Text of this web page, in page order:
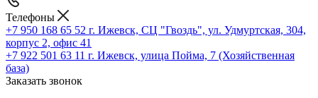
Телефоны
+7 950 168 65 52 г. Ижевск, СЦ "Гвоздь", ул. Удмуртская, 304,
корпус 2, офис 41
+7 922 501 63 11 г. Ижевск, улица Пойма, 7 (Хозяйственная
база)
Заказать звонок